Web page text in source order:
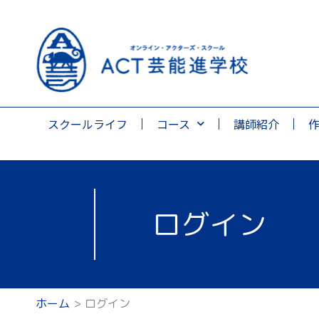
スクールライフ コース 講師紹介
ログイン
ホーム ログイン